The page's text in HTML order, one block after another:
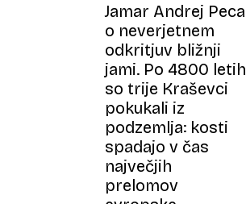
Jamar Andrej Peca
o neverjetnem
odkritjuv bližnji
jami. Po 4800 letih
so trije Kraševci
pokukali iz
podzemlja: kosti
spadajo v čas
največjih
prelomov